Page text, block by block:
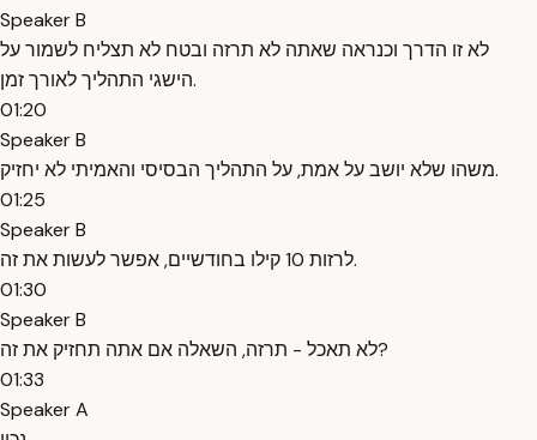
Speaker B
לא זו הדרך וכנראה שאתה לא תרזה ובטח לא תצליח לשמור על
הישגי התהליך לאורך זמן.
01:20
Speaker B
משהו שלא יושב על אמת, על התהליך הבסיסי והאמיתי לא יחזיק.
01:25
Speaker B
לרזות 10 קילו בחודשיים, אפשר לעשות את זה.
01:30
Speaker B
לא תאכל - תרזה, השאלה אם אתה תחזיק את זה?
01:33
Speaker A